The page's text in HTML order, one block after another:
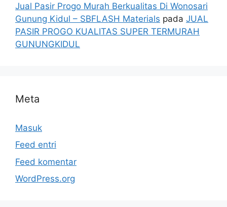
Jual Pasir Progo Murah Berkualitas Di Wonosari
Gunung Kidul – SBFLASH Materials pada JUAL
PASIR PROGO KUALITAS SUPER TERMURAH
GUNUNGKIDUL
Meta
Masuk
Feed entri
Feed komentar
WordPress.org